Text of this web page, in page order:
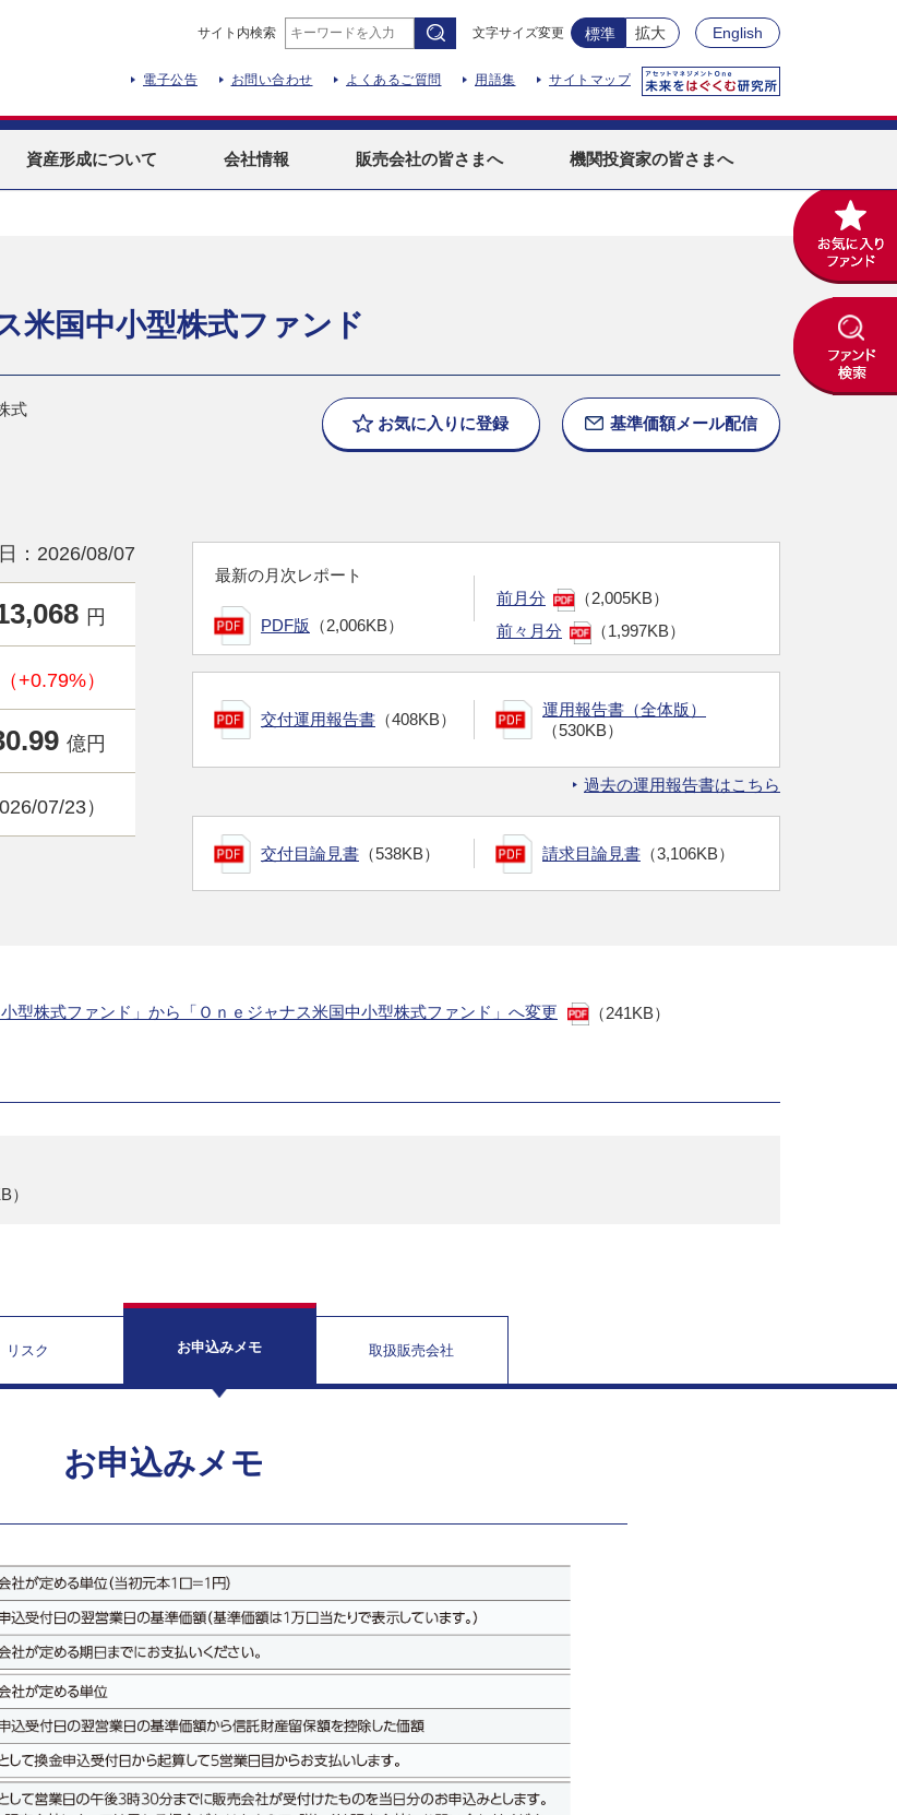
サイト内検索 文字サイズ変更 標準 拡大 English
電子公告 お問い合わせ よくあるご質問 用語集 サイトマップ
資産形成について 会社情報 販売会社の皆さまへ 機関投資家の皆さまへ
米国中小型株式ファンド
式
お気に入りに登録 基準価額メール配信
：2026/08/07
円
+0.79%）
億円
07/23）
最新の月次レポート
PDF版 （2,006KB）
前月分
（2,005KB）
前々月分
（1,997KB）
交付運用報告書 （408KB）
運用報告書（全体版）
（530KB）
過去の運用報告書はこちら
交付目論見書 （538KB） 請求目論見書 （3,106KB）
型株式ファンド」から「Ｏｎｅジャナス米国中小型株式ファンド」へ変更 （241KB）
）
リスク お申込みメモ 取扱販売会社
お申込みメモ